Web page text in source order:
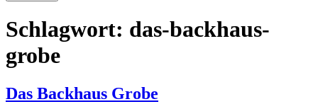
Schlagwort: das-backhaus-
grobe
Das Backhaus Grobe